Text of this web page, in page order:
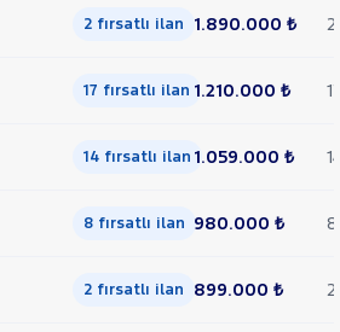
2 fırsatlı ilan 1.890.000 ₺ 2
17 fırsatlı ilan 1.210.000 ₺
14 fırsatlı ilan 1.059.000 ₺
8 fırsatlı ilan 980.000 ₺ 8
2 fırsatlı ilan 899.000 ₺ 2